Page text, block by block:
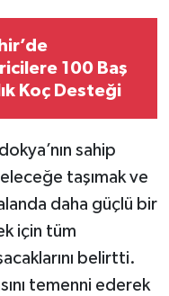
100 Baş
Koç Desteği
sahip
taşımak ve
daha güçlü bir
için tüm
belirtti.
temenni ederek